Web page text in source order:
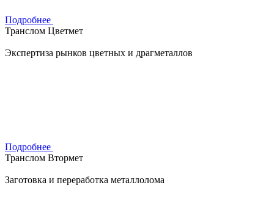
Подробнее
Транслом Цветмет
Экспертиза рынков цветных и драгметаллов
Подробнее
Транслом Втормет
Заготовка и переработка металлолома